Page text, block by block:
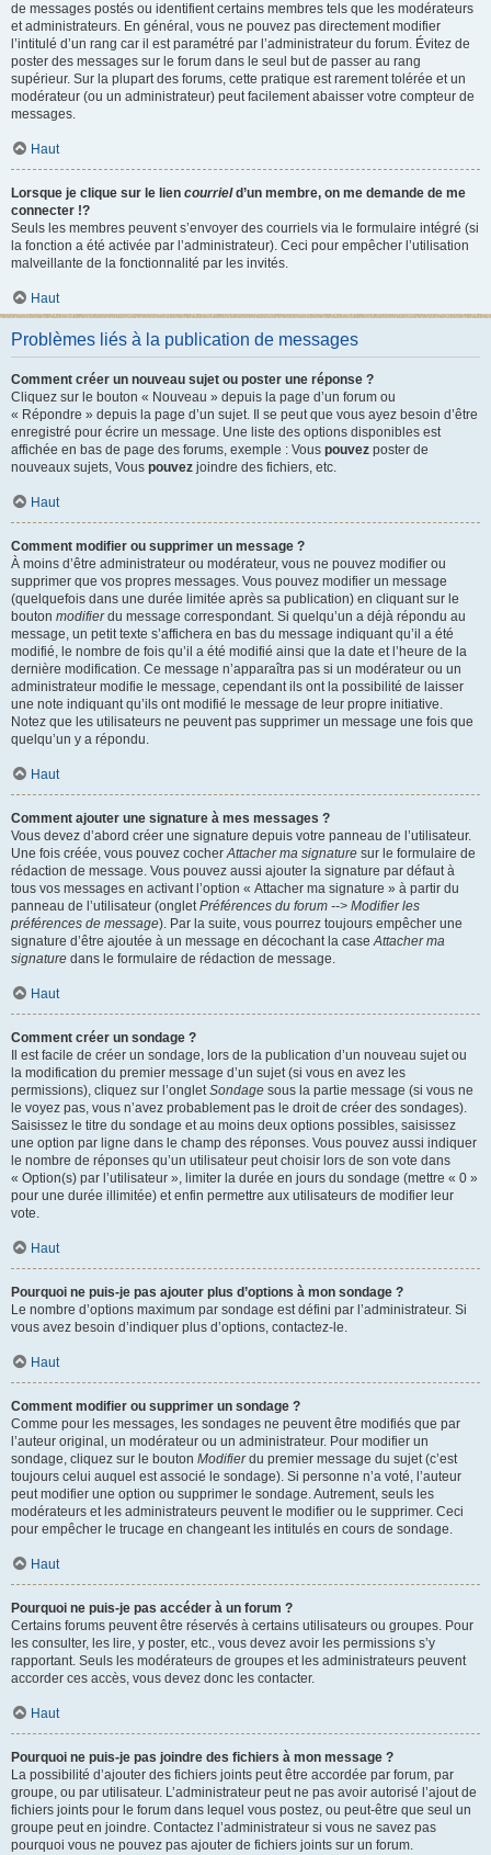
de messages postés ou identifient certains membres tels que les modérateurs
et administrateurs. En général, vous ne pouvez pas directement modifier
l’intitulé d’un rang car il est paramétré par l’administrateur du forum. Évitez de
poster des messages sur le forum dans le seul but de passer au rang
supérieur. Sur la plupart des forums, cette pratique est rarement tolérée et un
modérateur (ou un administrateur) peut facilement abaisser votre compteur de
messages.
Haut
Lorsque je clique sur le lien courrield’un membre, on me demande de me
connecter !?
Seuls les membres peuvent s’envoyer des courriels via le formulaire intégré (si
la fonction a été activée par l’administrateur). Ceci pour empêcher l’utilisation
malveillante de la fonctionnalité par les invités.
Haut
Problèmes liés à la publication de messages
Comment créer un nouveau sujet ou poster une réponse ?
Cliquez sur le bouton « Nouveau » depuis la page d’un forum ou
« Répondre » depuis la page d’un sujet. Il se peut que vous ayez besoin d’être
enregistré pour écrire un message. Une liste des options disponibles est
affichée en bas de page des forums, exemple : Vous pouvez poster de
nouveaux sujets, Vous pouvez joindre des fichiers, etc.
Haut
Comment modifier ou supprimer un message ?
À moins d’être administrateur ou modérateur, vous ne pouvez modifier ou
supprimer que vos propres messages. Vous pouvez modifier un message
(quelquefois dans une durée limitée après sa publication) en cliquant sur le
bouton modifierdu message correspondant. Si quelqu’un a déjà répondu au
message, un petit texte s’affichera en bas du message indiquant qu’il a été
modifié, le nombre de fois qu’il a été modifié ainsi que la date et l’heure de la
dernière modification. Ce message n’apparaîtra pas si un modérateur ou un
administrateur modifie le message, cependant ils ont la possibilité de laisser
une note indiquant qu’ils ont modifié le message de leur propre initiative.
Notez que les utilisateurs ne peuvent pas supprimer un message une fois que
quelqu’un y a répondu.
Haut
Comment ajouter une signature à mes messages ?
Vous devez d’abord créer une signature depuis votre panneau de l’utilisateur.
Une fois créée, vous pouvez cocher Attacher ma signature sur le formulaire de
rédaction de message. Vous pouvez aussi ajouter la signature par défaut à
tous vos messages en activant l’option « Attacher ma signature » à partir du
panneau de l’utilisateur (onglet Préférences du forum --> Modifier les
préférences de message). Par la suite, vous pourrez toujours empêcher une
signature d’être ajoutée à un message en décochant la case Attacher ma
signature dans le formulaire de rédaction de message.
Haut
Comment créer un sondage ?
Il est facile de créer un sondage, lors de la publication d’un nouveau sujet ou
la modification du premier message d’un sujet (si vous en avez les
permissions), cliquez sur l’onglet Sondage sous la partie message (si vous ne
le voyez pas, vous n’avez probablement pas le droit de créer des sondages).
Saisissez le titre du sondage et au moins deux options possibles, saisissez
une option par ligne dans le champ des réponses. Vous pouvez aussi indiquer
le nombre de réponses qu’un utilisateur peut choisir lors de son vote dans
« Option(s) par l’utilisateur », limiter la durée en jours du sondage (mettre « 0 »
pour une durée illimitée) et enfin permettre aux utilisateurs de modifier leur
vote.
Haut
Pourquoi ne puis-je pas ajouter plus d’options à mon sondage ?
Le nombre d’options maximum par sondage est défini par l’administrateur. Si
vous avez besoin d’indiquer plus d’options, contactez-le.
Haut
Comment modifier ou supprimer un sondage ?
Comme pour les messages, les sondages ne peuvent être modifiés que par
l’auteur original, un modérateur ou un administrateur. Pour modifier un
sondage, cliquez sur le bouton Modifierdu premier message du sujet (c’est
toujours celui auquel est associé le sondage). Si personne n’a voté, l’auteur
peut modifier une option ou supprimer le sondage. Autrement, seuls les
modérateurs et les administrateurs peuvent le modifier ou le supprimer. Ceci
pour empêcher le trucage en changeant les intitulés en cours de sondage.
Haut
Pourquoi ne puis-je pas accéder à un forum ?
Certains forums peuvent être réservés à certains utilisateurs ou groupes. Pour
les consulter, les lire, y poster, etc., vous devez avoir les permissions s’y
rapportant. Seuls les modérateurs de groupes et les administrateurs peuvent
accorder ces accès, vous devez donc les contacter.
Haut
Pourquoi ne puis-je pas joindre des fichiers à mon message ?
La possibilité d’ajouter des fichiers joints peut être accordée par forum, par
groupe, ou par utilisateur. L’administrateur peut ne pas avoir autorisé l’ajout de
fichiers joints pour le forum dans lequel vous postez, ou peut-être que seul un
groupe peut en joindre. Contactez l’administrateur si vous ne savez pas
pourquoi vous ne pouvez pas ajouter de fichiers joints sur un forum.